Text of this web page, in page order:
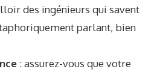
des ingénieurs qui savent
parlant, bien
: assurez-vous que votre